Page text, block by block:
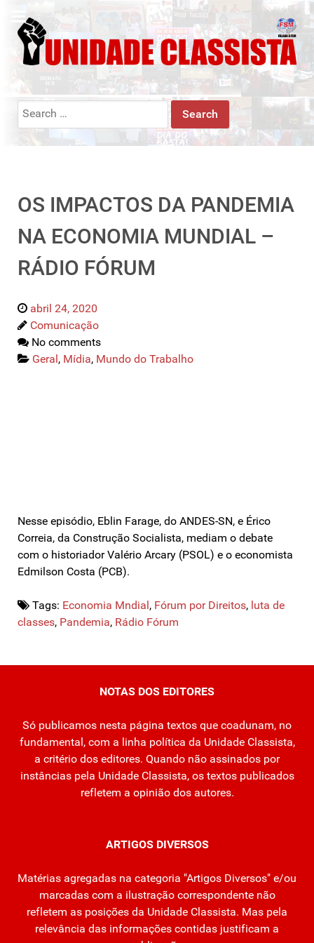
Search
OS IMPACTOS DA PANDEMIA
NA ECONOMIA MUNDIAL –
RÁDIO FÓRUM
abril 24, 2020
Comunicação
No comments
Geral, Mídia, Mundo do Trabalho
Nesse episódio, Eblin Farage, do ANDES-SN, e Érico
Correia, da Construção Socialista, mediam o debate
com o historiador Valério Arcary (PSOL) e o economista
Edmilson Costa (PCB).
Tags: Economia Mndial, Fórum por Direitos, luta de
classes, Pandemia, Rádio Fórum
NOTAS DOS EDITORES
Só publicamos nesta página textos que coadunam, no
fundamental, com a linha política da Unidade Classista,
a critério dos editores. Quando não assinados por
instâncias pela Unidade Classista, os textos publicados
refletem a opinião dos autores.
ARTIGOS DIVERSOS
Matérias agregadas na categoria "Artigos Diversos" e/ou
marcadas com a ilustração correspondente não
refletem as posições da Unidade Classista. Mas pela
relevância das informações contidas justificam a